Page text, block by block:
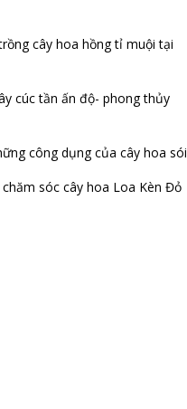
cây hoa hồng tỉ muội tại
cúc tần ấn độ- phong thủy
công dụng của cây hoa sói
sóc cây hoa Loa Kèn Đỏ